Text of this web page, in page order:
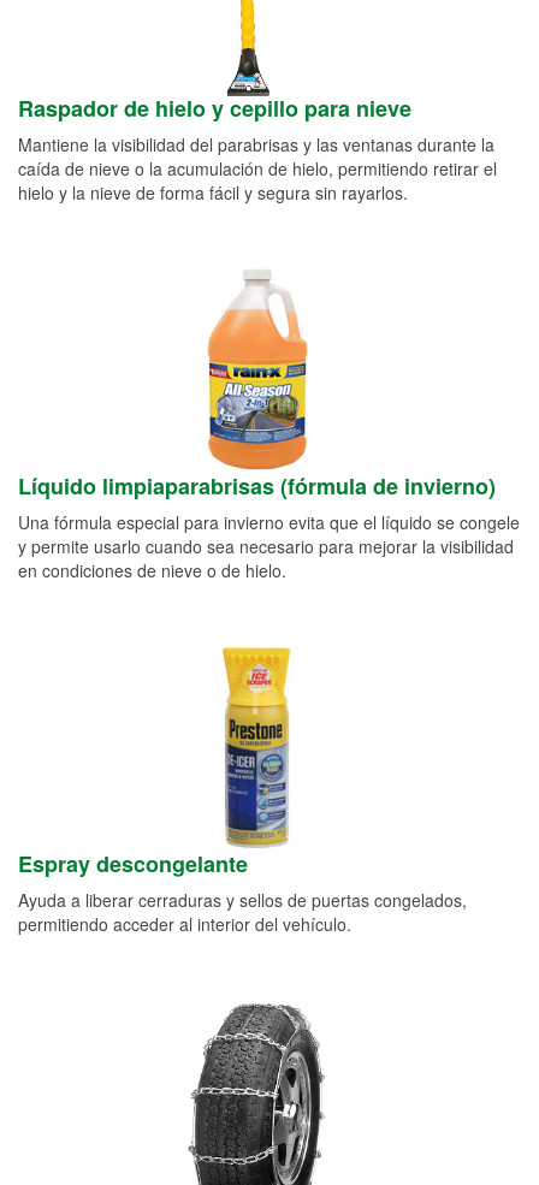
Raspador de hielo y cepillo para nieve
Mantiene la visibilidad del parabrisas y las ventanas durante la
caída de nieve o la acumulación de hielo, permitiendo retirar el
hielo y la nieve de forma fácil y segura sin rayarlos.
Líquido limpiaparabrisas (fórmula de invierno)
Una fórmula especial para invierno evita que el líquido se congele
y permite usarlo cuando sea necesario para mejorar la visibilidad
en condiciones de nieve o de hielo.
Espray descongelante
Ayuda a liberar cerraduras y sellos de puertas congelados,
permitiendo acceder al interior del vehículo.